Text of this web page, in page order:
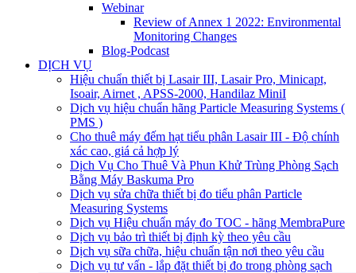
Webinar
Review of Annex 1 2022: Environmental
Monitoring Changes
Blog-Podcast
DỊCH VỤ
Hiệu chuẩn thiết bị Lasair III, Lasair Pro, Minicapt,
Isoair, Airnet , APSS-2000, Handilaz MiniI
Dịch vụ hiệu chuẩn hãng Particle Measuring Systems (
PMS )
Cho thuê máy đếm hạt tiểu phân Lasair III - Độ chính
xác cao, giá cả hợp lý
Dịch Vụ Cho Thuê Và Phun Khử Trùng Phòng Sạch
Bằng Máy Baskuma Pro
Dịch vụ sửa chữa thiết bị đo tiểu phân Particle
Measuring Systems
Dịch vụ Hiệu chuẩn máy đo TOC - hãng MembraPure
Dịch vụ bảo trì thiết bị định kỳ theo yêu cầu
Dịch vụ sữa chữa, hiệu chuẩn tận nơi theo yêu cầu
Dịch vụ tư vấn - lắp đặt thiết bị đo trong phòng sạch